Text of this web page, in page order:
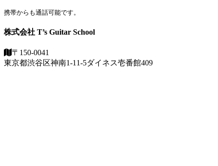
携帯からも通話可能です。
株式会社 T’s Guitar School
〒150-0041
東京都渋谷区神南1-11-5ダイネス壱番館409